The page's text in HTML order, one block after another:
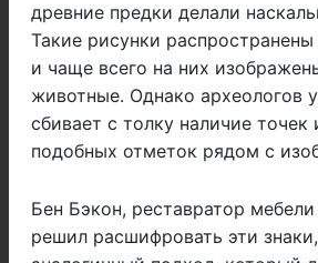
древние предки делали
Такие рисунки
и чаще всего на них
животные. Однако археологов
сбивает с толку наличие точек
подобных отметок рядом с
Бен Бэкон, реставратор
решил расшифровать эти